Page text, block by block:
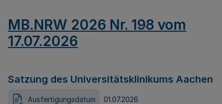
MB.NRW 2026 Nr. 198 vom
17.07.2026
Satzung des Universitätsklinikums Aachen
Ausfertigungsdatum 01.07.2026